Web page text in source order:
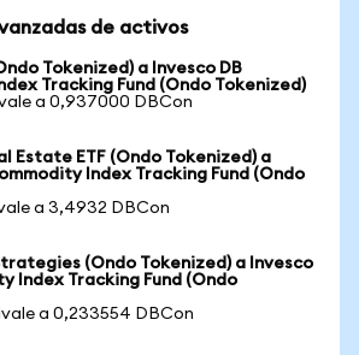
de activos
Tokenized) a Invesco DB
Tracking Fund (Ondo Tokenized)
a 0,937000 DBCon
Estate ETF (Ondo Tokenized) a
Index Tracking Fund (Ondo
a 3,4932 DBCon
(Ondo Tokenized) a Invesco
Index Tracking Fund (Ondo
a 0,233554 DBCon